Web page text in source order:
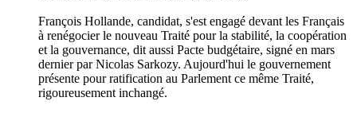
François Hollande, candidat, s'est engagé devant les Français
à renégocier le nouveau Traité pour la stabilité, la coopération
et la gouvernance, dit aussi Pacte budgétaire, signé en mars
dernier par Nicolas Sarkozy. Aujourd'hui le gouvernement
présente pour ratification au Parlement ce même Traité,
rigoureusement inchangé.